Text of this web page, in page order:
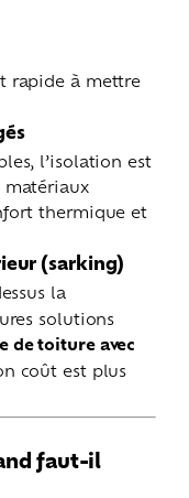
rapide à mettre
l’isolation est
matériaux
thermique et
(sarking)
la
solutions
de toiture avec
coût est plus
faut-il